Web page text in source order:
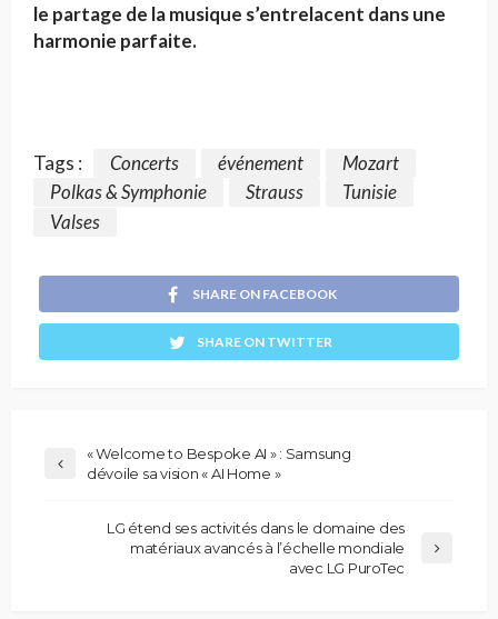
le partage de la musique s’entrelacent dans une
harmonie parfaite.
Tags : Concerts événement
Mozart
Polkas & Symphonie
Strauss
Tunisie
Valses
SHARE ON FACEBOOK
SHARE ON TWITTER
« Welcome to Bespoke AI » : Samsung
dévoile sa vision « AI Home »
LG étend ses activités dans le domaine des
matériaux avancés à l’échelle mondiale
avec LG PuroTec